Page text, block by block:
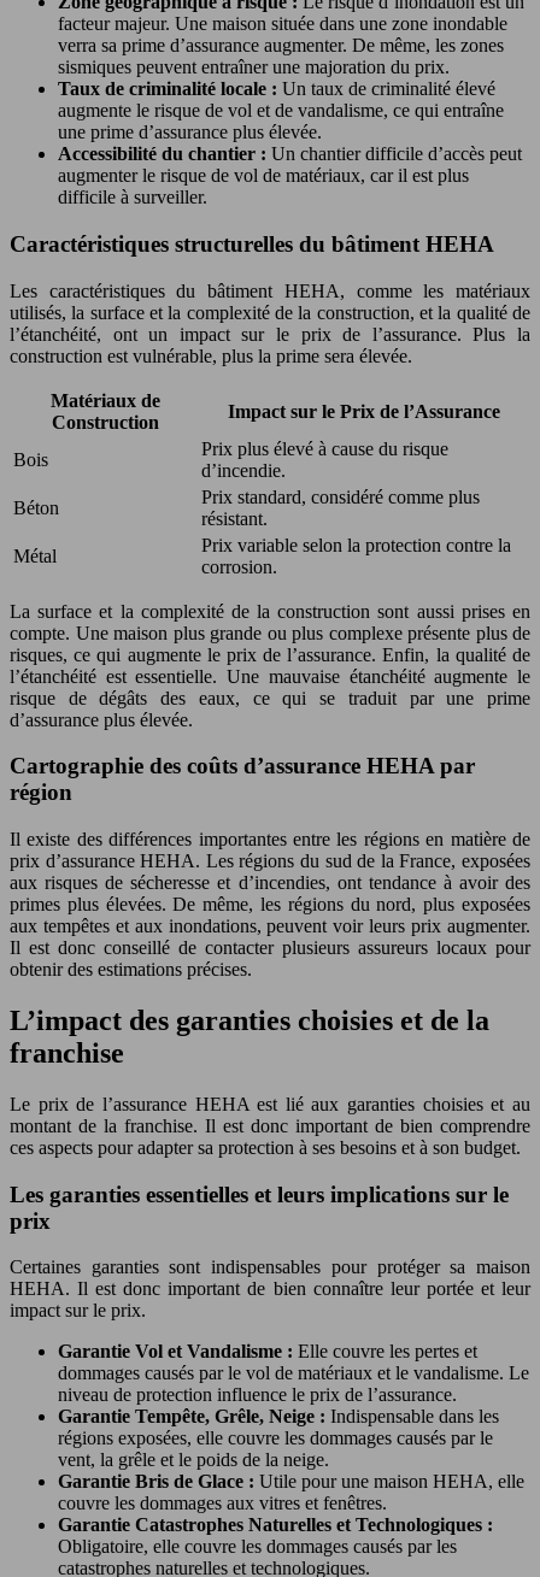
facteur majeur. Une maison située dans une zone inondable
verra sa prime d’assurance augmenter. De même, les zones
sismiques peuvent entraîner une majoration du prix.
Taux de criminalité locale : Un taux de criminalité élevé
augmente le risque de vol et de vandalisme, ce qui entraîne
une prime d’assurance plus élevée.
Accessibilité du chantier : Un chantier difficile d’accès peut
augmenter le risque de vol de matériaux, car il est plus
difficile à surveiller.
Caractéristiques structurelles du bâtiment HEHA
Les caractéristiques du bâtiment HEHA, comme les matériaux
utilisés, la surface et la complexité de la construction, et la qualité de
l’étanchéité, ont un impact sur le prix de l’assurance. Plus la
construction est vulnérable, plus la prime sera élevée.
Matériaux de
Construction
Impact sur le Prix de l’Assurance
Bois
Prix plus élevé à cause du risque
d’incendie.
Béton
Prix standard, considéré comme plus
résistant.
Métal
Prix variable selon la protection contre la
corrosion.
La surface et la complexité de la construction sont aussi prises en
compte. Une maison plus grande ou plus complexe présente plus de
risques, ce qui augmente le prix de l’assurance. Enfin, la qualité de
l’étanchéité est essentielle. Une mauvaise étanchéité augmente le
risque de dégâts des eaux, ce qui se traduit par une prime
d’assurance plus élevée.
Cartographie des coûts d’assurance HEHA par
région
Il existe des différences importantes entre les régions en matière de
prix d’assurance HEHA. Les régions du sud de la France, exposées
aux risques de sécheresse et d’incendies, ont tendance à avoir des
primes plus élevées. De même, les régions du nord, plus exposées
aux tempêtes et aux inondations, peuvent voir leurs prix augmenter.
Il est donc conseillé de contacter plusieurs assureurs locaux pour
obtenir des estimations précises.
L’impact des garanties choisies et de la
franchise
Le prix de l’assurance HEHA est lié aux garanties choisies et au
montant de la franchise. Il est donc important de bien comprendre
ces aspects pour adapter sa protection à ses besoins et à son budget.
Les garanties essentielles et leurs implications sur le
prix
Certaines garanties sont indispensables pour protéger sa maison
HEHA. Il est donc important de bien connaître leur portée et leur
impact sur le prix.
Garantie Vol et Vandalisme : Elle couvre les pertes et
dommages causés par le vol de matériaux et le vandalisme. Le
niveau de protection influence le prix de l’assurance.
Garantie Tempête, Grêle, Neige : Indispensable dans les
régions exposées, elle couvre les dommages causés par le
vent, la grêle et le poids de la neige.
Garantie Bris de Glace : Utile pour une maison HEHA, elle
couvre les dommages aux vitres et fenêtres.
Garantie Catastrophes Naturelles et Technologiques :
Obligatoire, elle couvre les dommages causés par les
catastrophes naturelles et technologiques.